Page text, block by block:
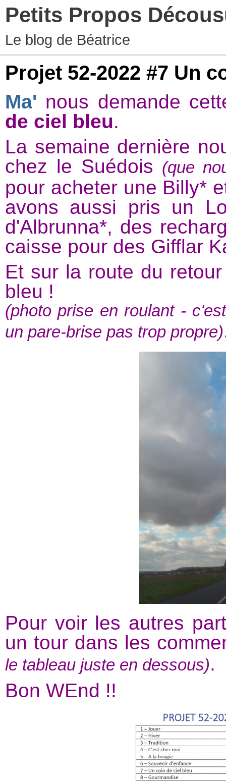
Petits Propos
Le blog de Béatrice
Projet 52-2022 #7 Un
Ma' nous demande
de ciel bleu.
La semaine dernière
chez le Suédois (que
pour acheter une Billy*
avons aussi pris un
d'Albrunna*, des
caisse pour des Gifflar
Et sur la route du
bleu !
(photo prise en roulant -
un pare-brise pas trop propre)
Pour voir les autres
un tour dans les
le tableau juste en dessous).
Bon WEnd !!